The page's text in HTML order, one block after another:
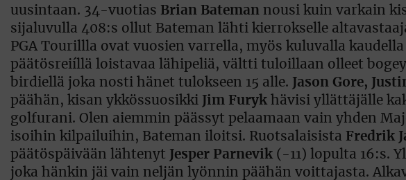
uusintaan. 34-vuotias Brian Bateman nousi kuin varkain
sijaluvulla 408:s ollut Bateman lähti kierrokselle
PGA Tourillla ovat vuosien varrella, myös kuluvalla
päätösreiíllä loistavaa lähipeliä, vältti tuloillaan olleet
birdiellä joka nosti hänet tulokseen 15 alle.
Jason Gore,
päähän, kisan ykkössuosikki
Jim Furyk hävisi yllättäjälle
golfurani. Olen aiemmin päässyt pelaamaan vain yhden
isoihin kilpailuihin, Bateman iloitsi. Ruotsalaisista Fredrik
päätöspäivään lähtenyt
Jesper Parnevik (-11) lopulta 16:s.
joka hänkin jäi vain neljän lyönnin päähän voittajasta.